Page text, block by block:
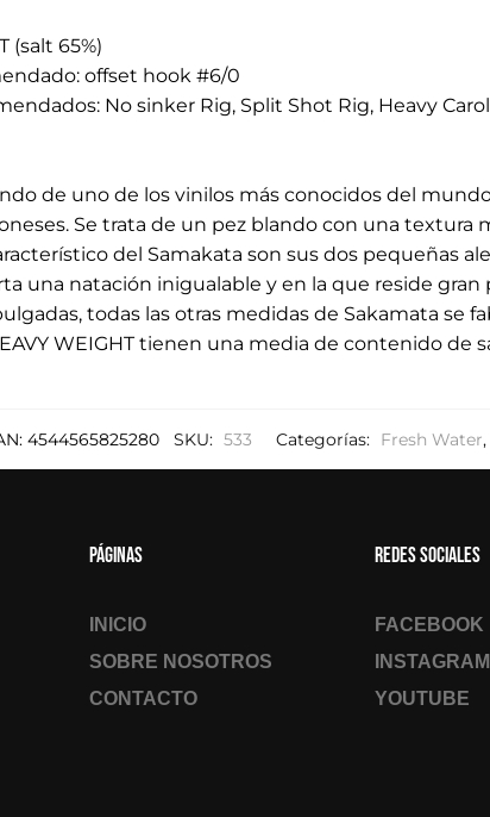
(salt 65%)
offset hook #6/0
No sinker Rig, Split Shot Rig, Heavy
de uno de los vinilos más conocidos del
Se trata de un pez blando con una textura
del Samakata son sus dos pequeñas
una natación inigualable y en la que reside gran
todas las otras medidas de Sakamata se
WEIGHT tienen una media de contenido de
4544565825280 SKU: 533 Categorías: Fresh Water,
Páginas
INICIO
SOBRE NOSOTROS
CONTACTO
Redes sociales
FACEBOOK
INSTAGRAM
YOUTUBE